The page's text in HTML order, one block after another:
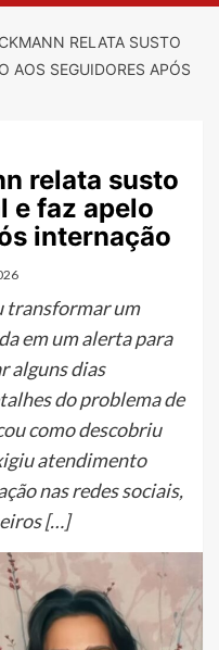
RELATA SUSTO
AOS SEGUIDORES APÓS
relata susto
e faz apelo
internação
transformar um
em um alerta para
alguns dias
do problema de
como descobriu
atendimento
nas redes sociais,
[…]